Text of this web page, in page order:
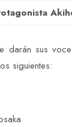
darán sus
siguientes: